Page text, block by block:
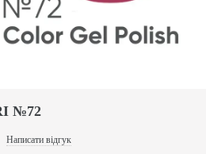
№72
Написати відгук